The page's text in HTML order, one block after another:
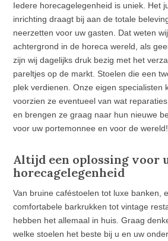
Iedere horecagelegenheid is uniek. Het
inrichting draagt bij aan de totale
neerzetten voor uw gasten. Dat weten
achtergrond in de horeca wereld, als
zijn wij dagelijks druk bezig met het
pareltjes op de markt. Stoelen die een
plek verdienen. Onze eigen specialisten
voorzien ze eventueel van wat
en brengen ze graag naar hun nieuwe
voor uw portemonnee en voor de wereld!
Altijd een oplossing voor
horecagelegenheid
Van bruine caféstoelen tot luxe banken,
comfortabele barkrukken tot vintage
hebben het allemaal in huis. Graag
welke stoelen het beste bij u en uw